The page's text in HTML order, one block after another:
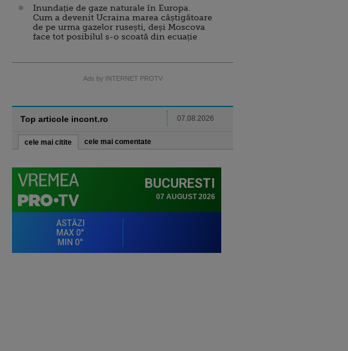
Inundație de gaze naturale în Europa.
Cum a devenit Ucraina marea câștigătoare
de pe urma gazelor rusești, deși Moscova
face tot posibilul s-o scoată din ecuație
Ads by INTERNET PROTV
Top articole incont.ro 07.08.2026
cele mai citite cele mai comentate